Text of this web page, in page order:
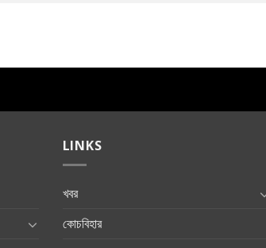
LINKS
খবর
কোচবিহার